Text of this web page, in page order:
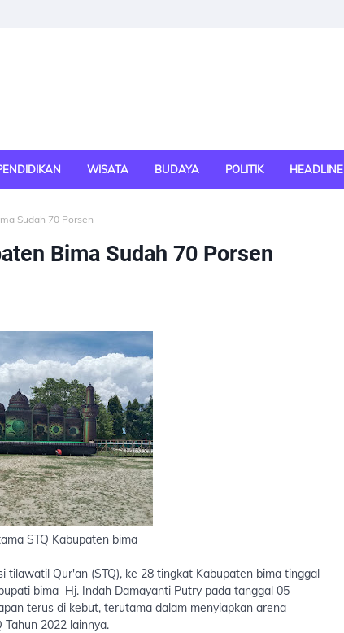
WISATA BUDAYA POLITIK HEADLINE
Sudah 70 Porsen
Bima Sudah 70 Porsen
STQ Kabupaten bima
tilawatil Qur'an (STQ), ke 28 tingkat Kabupaten bima tinggal
bima Hj. Indah Damayanti Putry pada tanggal 05
terus di kebut, terutama dalam menyiapkan arena
Tahun 2022 lainnya.